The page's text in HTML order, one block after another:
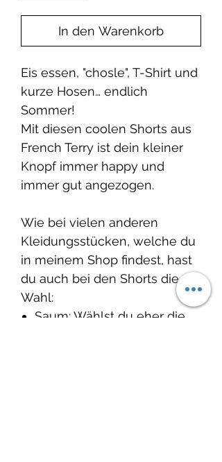
In den Warenkorb
Eis essen, "chosle", T-Shirt und
kurze Hosen… endlich
Sommer!
Mit diesen coolen Shorts aus
French Terry ist dein kleiner
Knopf immer happy und
immer gut angezogen.
Wie bei vielen anderen
Kleidungsstücken, welche du
in meinem Shop findest, hast
du auch bei den Shorts die
Wahl:
Saum: Wählst du eher die